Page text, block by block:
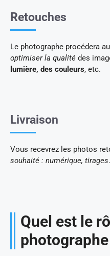
Retouches
Le photographe procédera
optimiser la qualité des
lumière, des couleurs, etc.
Livraison
Vous recevrez les photos
souhaité : numérique, tirages.
Quel est le